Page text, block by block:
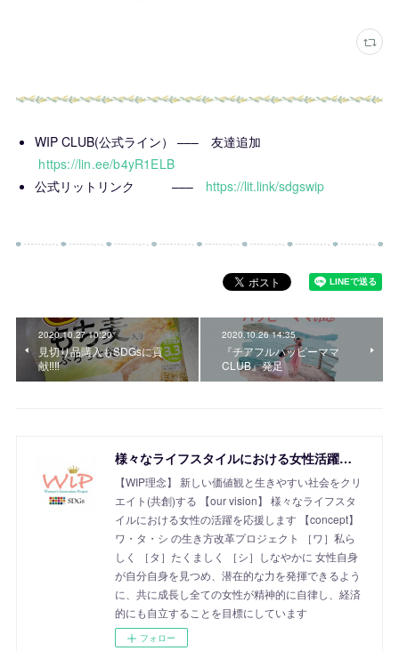
WIP CLUB(公式ライン） ––– 友達追加
https://lin.ee/b4yR1ELB
公式リットリンク ––– https://lit.link/sdgswip
2020.10.27 10:20
見切り品購入もSDGsに貢
献‼️‼️
2020.10.26 14:35
『チアフルハッピーママ
CLUB』発足
様々なライフスタイルにおける女性活躍を応援！SDGs Women's Innovation Project
【WIP理念】 新しい価値観と生きやすい社会をクリ
エイト(共創)する 【our vision】 様々なライフスタ
イルにおける女性の活躍を応援します 【concept】
ワ・タ・シ の生き方改革プロジェクト ［ワ］私ら
しく ［タ］たくましく ［シ］しなやかに 女性自身
が自分自身を見つめ、潜在的な力を発揮できるよう
に、共に成長し全ての女性が精神的に自律し、経済
的にも自立することを目標にしています
フォロー